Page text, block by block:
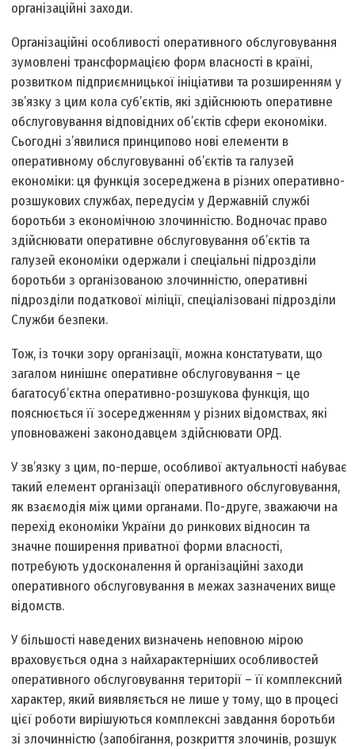
організаційні заходи.
Організаційні особливості оперативного обслуговування
зумовлені трансформацією форм власності в країні,
розвитком підприємницької ініціативи та розширенням у
зв’язку з цим кола суб’єктів, які здійснюють оперативне
обслуговування відповідних об’єктів сфери економіки.
Сьогодні з’явилися принципово нові елементи в
оперативному обслуговуванні об’єктів та галузей
економіки: ця функція зосереджена в різних оперативно-
розшукових службах, передусім у Державній службі
боротьби з економічною злочинністю. Водночас право
здійснювати оперативне обслуговування об’єктів та
галузей економіки одержали і спеціальні підрозділи
боротьби з організованою злочинністю, оперативні
підрозділи податкової міліції, спеціалізовані підрозділи
Служби безпеки.
Тож, із точки зору організації, можна констатувати, що
загалом нинішнє оперативне обслуговування – це
багатосуб’єктна оперативно-розшукова функція, що
пояснюється її зосередженням у різних відомствах, які
уповноважені законодавцем здійснювати ОРД.
У зв’язку з цим, по-перше, особливої актуальності набуває
такий елемент організації оперативного обслуговування,
як взаємодія між цими органами. По-друге, зважаючи на
перехід економіки України до ринкових відносин та
значне поширення приватної форми власності,
потребують удосконалення й організаційні заходи
оперативного обслуговування в межах зазначених вище
відомств.
У більшості наведених визначень неповною мірою
враховується одна з найхарактерніших особливостей
оперативного обслуговування території – її комплексний
характер, який виявляється не лише у тому, що в процесі
цієї роботи вирішуються комплексні завдання боротьби
зі злочинністю (запобігання, розкриття злочинів, розшук